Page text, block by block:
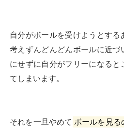
自分がボールを受けようとする
考えずんどんどんボールに近づ
にせずに自分がフリーになると
てしまいます。
それを一旦やめて ボールを見る